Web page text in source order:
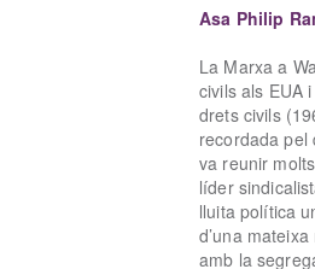
Asa Philip
La Marxa a
civils als EUA
drets civils
recordada pel
va reunir
líder
lluita política
d’una
amb la